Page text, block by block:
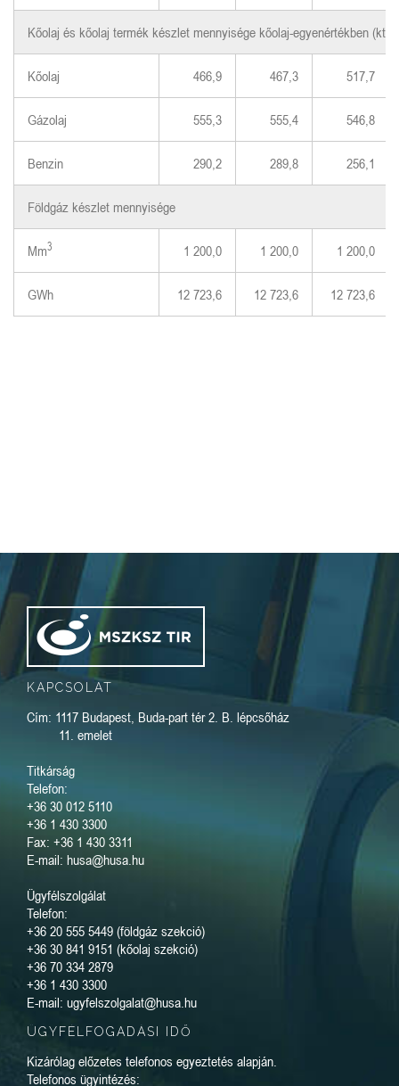
Kőolaj és kőolaj termék készlet mennyisége kőolaj-egyenértékben
Kőolaj 466,9 467,3 517,7
Gázolaj 555,3 555,4 546,8
Benzin 290,2 289,8 256,1
Földgáz készlet mennyisége
Mm3 1 200,0 1 200,0 1 200,0
GWh 12 723,6 12 723,6 12 723,6
KAPCSOLAT
Cím: 1117 Budapest, Buda-part tér 2. B. lépcsőház
11. emelet
Titkárság
Telefon:
+36 30 012 5110
+36 1 430 3300
Fax: +36 1 430 3311
E-mail: husa@husa.hu
Ügyfélszolgálat
Telefon:
+36 20 555 5449 (földgáz szekció)
+36 30 841 9151 (kőolaj szekció)
+36 70 334 2879
+36 1 430 3300
E-mail: ugyfelszolgalat@husa.hu
ÜGYFÉLFOGADÁSI IDŐ
Kizárólag előzetes telefonos egyeztetés alapján.
Telefonos ügyintézés: